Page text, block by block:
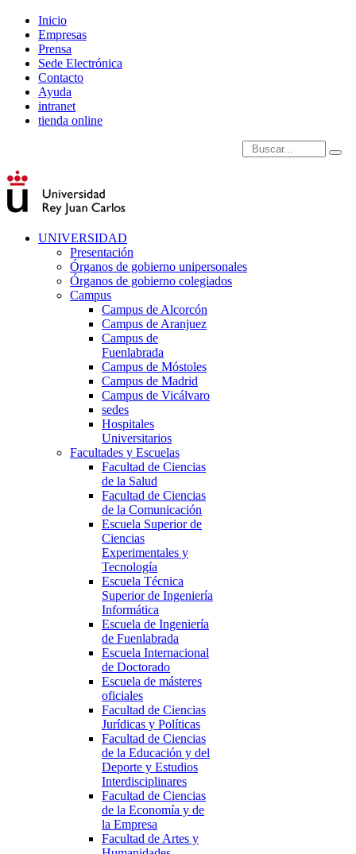
Inicio
Empresas
Prensa
Sede Electrónica
Contacto
Ayuda
intranet
tienda online
Introduce términos de
UNIVERSIDAD
Presentación
Órganos de gobierno unipersonales
Órganos de gobierno colegiados
Campus
Campus de Alcorcón
Campus de Aranjuez
Campus de
Fuenlabrada
Campus de Móstoles
Campus de Madrid
Campus de Vicálvaro
sedes
Hospitales
Universitarios
Facultades y Escuelas
Facultad de Ciencias
de la Salud
Facultad de Ciencias
de la Comunicación
Escuela Superior de
Ciencias
Experimentales y
Tecnología
Escuela Técnica
Superior de Ingeniería
Informática
Escuela de Ingeniería
de Fuenlabrada
Escuela Internacional
de Doctorado
Escuela de másteres
oficiales
Facultad de Ciencias
Jurídicas y Políticas
Facultad de Ciencias
de la Educación y del
Deporte y Estudios
Interdisciplinares
Facultad de Ciencias
de la Economía y de
la Empresa
Facultad de Artes y